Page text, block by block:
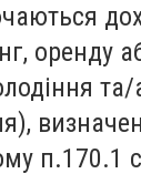
оренду
та/
п.170.1